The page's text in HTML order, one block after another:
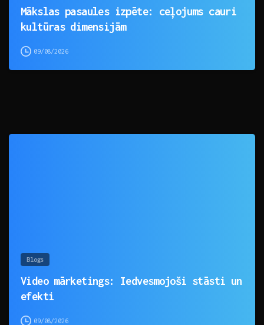
Mākslas pasaules izpēte: ceļojums cauri
kultūras dimensijām
09/08/2026
Blogs
Video mārketings: Iedvesmojoši stāsti un
efekti
09/08/2026